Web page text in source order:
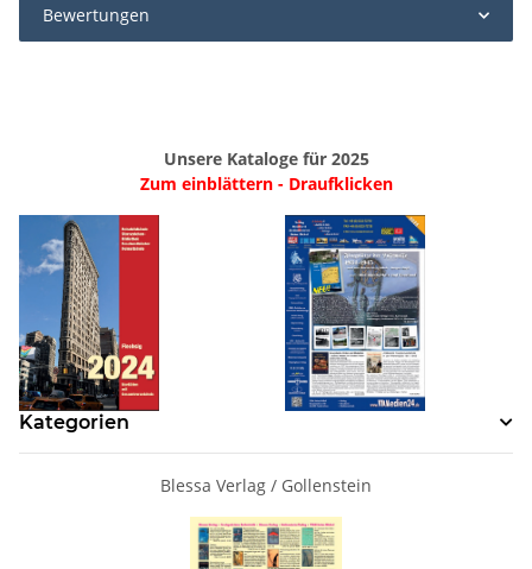
Bewertungen
Unsere Kataloge für 2025
Zum einblättern - Draufklicken
Kategorien
Blessa Verlag / Gollenstein